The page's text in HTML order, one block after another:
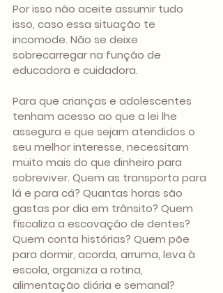
Por isso não aceite assumir tudo
isso, caso essa situação te
incomode. Não se deixe
sobrecarregar na função de
educadora e cuidadora.
Para que crianças e adolescentes
tenham acesso ao que a lei lhe
assegura e que sejam atendidos o
seu melhor interesse, necessitam
muito mais do que dinheiro para
sobreviver. Quem as transporta para
lá e para cá? Quantas horas são
gastas por dia em trânsito? Quem
fiscaliza a escovação de dentes?
Quem conta histórias? Quem põe
para dormir, acorda, arruma, leva à
escola, organiza a rotina,
alimentação diária e semanal?